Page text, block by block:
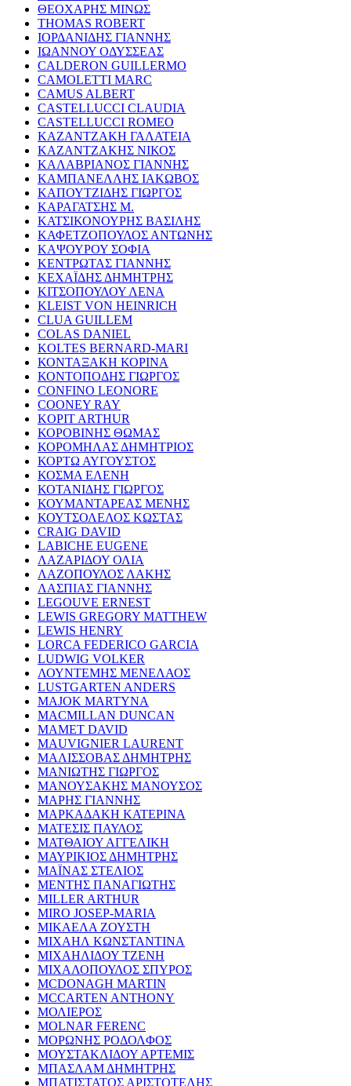
ΘΕΟΧΑΡΗΣ ΜΙΝΩΣ
THOMAS ROBERT
ΙΟΡΔΑΝΙΔΗΣ ΓΙΑΝΝΗΣ
ΙΩΑΝΝΟΥ ΟΔΥΣΣΕΑΣ
CALDERON GUILLERMO
CAMOLETTI MARC
CAMUS ALBERT
CASTELLUCCI CLAUDIA
CASTELLUCCI ROMEO
ΚΑΖΑΝΤΖΑΚΗ ΓΑΛΑΤΕΙΑ
ΚΑΖΑΝΤΖΑΚΗΣ ΝΙΚΟΣ
ΚΑΛΑΒΡΙΑΝΟΣ ΓΙΑΝΝΗΣ
ΚΑΜΠΑΝΕΛΛΗΣ ΙΑΚΩΒΟΣ
ΚΑΠΟΥΤΖΙΔΗΣ ΓΙΩΡΓΟΣ
ΚΑΡΑΓΑΤΣΗΣ Μ.
ΚΑΤΣΙΚΟΝΟΥΡΗΣ ΒΑΣΙΛΗΣ
ΚΑΦΕΤΖΟΠΟΥΛΟΣ ΑΝΤΩΝΗΣ
ΚΑΨΟΥΡΟΥ ΣΟΦΙΑ
ΚΕΝΤΡΩΤΑΣ ΓΙΑΝΝΗΣ
ΚΕΧΑΪΔΗΣ ΔΗΜΗΤΡΗΣ
ΚΙΤΣΟΠΟΥΛΟΥ ΛΕΝΑ
KLEIST VON HEINRICH
CLUA GUILLEM
COLAS DANIEL
KOLTES BERNARD-MARI
ΚΟΝΤΑΞΑΚΗ ΚΟΡΙΝΑ
ΚΟΝΤΟΠΟΔΗΣ ΓΙΩΡΓΟΣ
CONFINO LEONORE
COONEY RAY
KOPIT ARTHUR
ΚΟΡΟΒΙΝΗΣ ΘΩΜΑΣ
ΚΟΡΟΜΗΛΑΣ ΔΗΜΗΤΡΙΟΣ
ΚΟΡΤΩ ΑΥΓΟΥΣΤΟΣ
ΚΟΣΜΑ ΕΛΕΝΗ
ΚΟΤΑΝΙΔΗΣ ΓΙΩΡΓΟΣ
ΚΟΥΜΑΝΤΑΡΕΑΣ ΜΕΝΗΣ
ΚΟΥΤΣΟΛΕΛΟΣ ΚΩΣΤΑΣ
CRAIG DAVID
LABICHE EUGENE
ΛΑΖΑΡΙΔΟΥ ΟΛΙΑ
ΛΑΖΟΠΟΥΛΟΣ ΛΑΚΗΣ
ΛΑΣΠΙΑΣ ΓΙΑΝΝΗΣ
LEGOUVE ERNEST
LEWIS GREGORY MATTHEW
LEWIS HENRY
LORCA FEDERICO GARCIA
LUDWIG VOLKER
ΛΟΥΝΤΕΜΗΣ ΜΕΝΕΛΑΟΣ
LUSTGARTEN ANDERS
MAJOK MARTYNA
MACMILLAN DUNCAN
MAMET DAVID
MAUVIGNIER LAURENT
ΜΑΛΙΣΣΟΒΑΣ ΔΗΜΗΤΡΗΣ
ΜΑΝΙΩΤΗΣ ΓΙΩΡΓΟΣ
ΜΑΝΟΥΣΑΚΗΣ ΜΑΝΟΥΣΟΣ
ΜΑΡΗΣ ΓΙΑΝΝΗΣ
ΜΑΡΚΑΔΑΚΗ ΚΑΤΕΡΙΝΑ
ΜΑΤΕΣΙΣ ΠΑΥΛΟΣ
ΜΑΤΘΑΙΟΥ ΑΓΓΕΛΙΚΗ
ΜΑΥΡΙΚΙΟΣ ΔΗΜΗΤΡΗΣ
ΜΑΪΝΑΣ ΣΤΕΛΙΟΣ
ΜΕΝΤΗΣ ΠΑΝΑΓΙΩΤΗΣ
MILLER ARTHUR
MIRO JOSEP-MARIA
ΜΙΚΑΕΛΑ ΖΟΥΣΤΗ
ΜΙΧΑΗΛ ΚΩΝΣΤΑΝΤΙΝΑ
ΜΙΧΑΗΛΙΔΟΥ ΤΖΕΝΗ
ΜΙΧΑΛΟΠΟΥΛΟΣ ΣΠΥΡΟΣ
MCDONAGH MARTIN
MCCARTEN ANTHONY
ΜΟΛΙΕΡΟΣ
MOLNAR FERENC
ΜΟΡΩΝΗΣ ΡΟΔΟΛΦΟΣ
ΜΟΥΣΤΑΚΛΙΔΟΥ ΑΡΤΕΜΙΣ
ΜΠΑΣΛΑΜ ΔΗΜΗΤΡΗΣ
ΜΠΑΤΙΣΤΑΤΟΣ ΑΡΙΣΤΟΤΕΛΗΣ